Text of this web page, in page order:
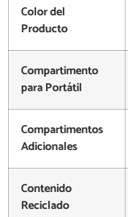
Color del
Producto
Compartimento
para Portátil
Compartimentos
Adicionales
Contenido
Reciclado